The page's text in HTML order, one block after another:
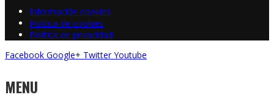
Información cookies
Política de cookies
Política de privacidad
Facebook Google+ Twitter Youtube
MENU